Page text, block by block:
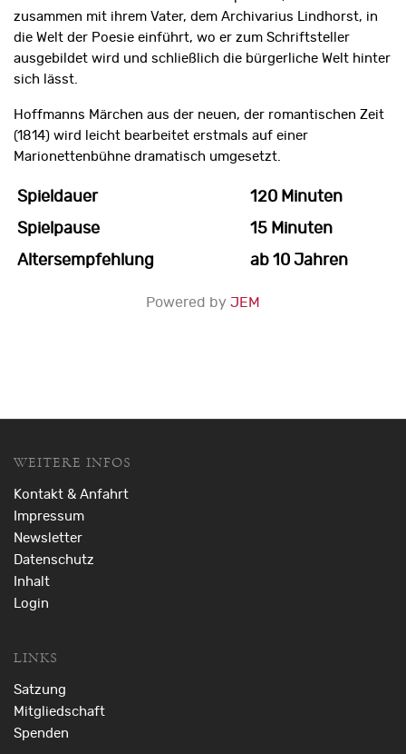
zusammen mit ihrem Vater, dem Archivarius Lindhorst, in
die Welt der Poesie einführt, wo er zum Schriftsteller
ausgebildet wird und schließlich die bürgerliche Welt hinter
sich lässt.
Hoffmanns Märchen aus der neuen, der romantischen Zeit
(1814) wird leicht bearbeitet erstmals auf einer
Marionettenbühne dramatisch umgesetzt.
Spieldauer
120 Minuten
Spielpause
15 Minuten
Altersempfehlung
ab 10 Jahren
Powered by JEM
WEITERE INFOS
Kontakt & Anfahrt
Impressum
Newsletter
Datenschutz
Inhalt
Login
LINKS
Satzung
Mitgliedschaft
Spenden